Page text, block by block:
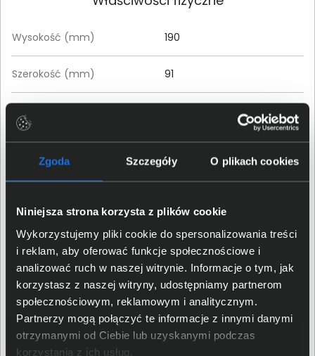
Zgoda Szczegóły O plikach cookies
Niniejsza strona korzysta z plików cookie
Wykorzystujemy pliki cookie do spersonalizowania treści
i reklam, aby oferować funkcje społecznościowe i
analizować ruch w naszej witrynie. Informacje o tym, jak
korzystasz z naszej witryny, udostępniamy partnerom
społecznościowym, reklamowym i analitycznym.
Partnerzy mogą połączyć te informacje z innymi danymi
otrzymanymi od Ciebie lub uzyskanymi podczas
korzystania z ich usług.
Wysokość (mm) 190
Szerokość (mm) 91
Dodatkowe informacje
Produkt pracować może
także w jednym z dwóch
dostępowego
Uwaga !
Produkt w zestawie zawiera:
1 jednostka Deco
1 kabel Ethernet RJ45
1 zasilacz
1 Instrukcja szybkiej instalacji
Szczegóły dotyczące zgodności produktu z